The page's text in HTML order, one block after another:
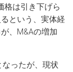
格は引き下げら
という、実体経
、M&Aの増加
ったが、現状